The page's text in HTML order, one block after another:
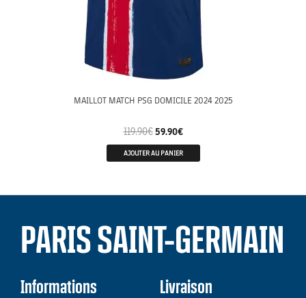
MAILLOT MATCH PSG DOMICILE 2024 2025
119.90€ 59.90€
AJOUTER AU PANIER
PARIS SAINT-GERMAIN
Informations Livraison